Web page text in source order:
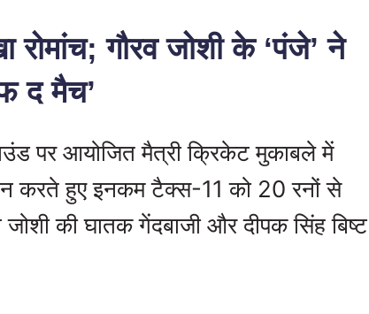
रोमांच; गौरव जोशी के ‘पंजे’ ने
द मैच’
पर आयोजित मैत्री क्रिकेट मुकाबले में
करते हुए इनकम टैक्स-11 को 20 रनों से
की घातक गेंदबाजी और दीपक सिंह बिष्ट